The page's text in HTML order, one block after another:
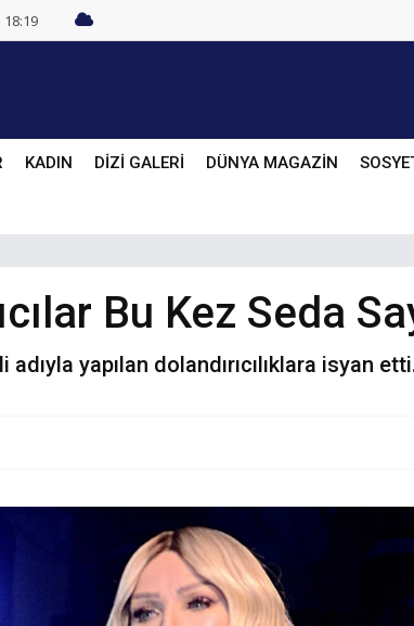
18:19
KADIN DİZİ GALERİ DÜNYA MAGAZİN
Bu Kez Seda
adıyla yapılan dolandırıcılıklara isyan